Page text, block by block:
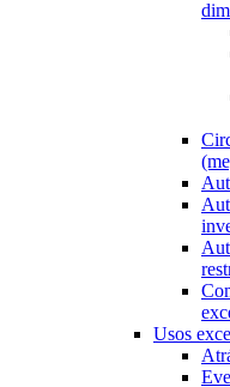
Usos